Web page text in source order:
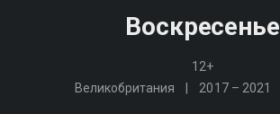
Воскресенье
12+
Великобритания
2017 – 2021